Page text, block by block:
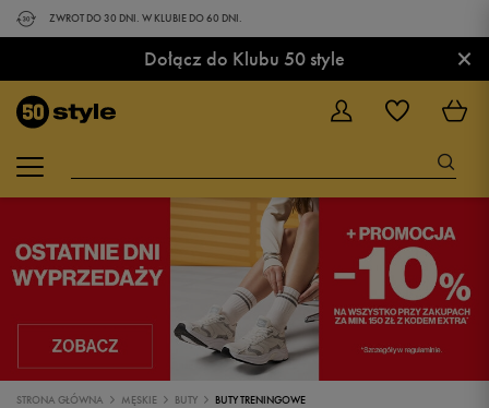
ZWROT DO 30 DNI. W KLUBIE DO 60 DNI.
Dołącz do Klubu 50 style ×
STRONA GŁÓWNA MĘSKIE BUTY BUTY TRENINGOWE